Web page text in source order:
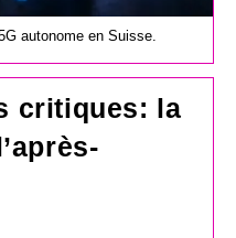
autonome en Suisse.
critiques: la